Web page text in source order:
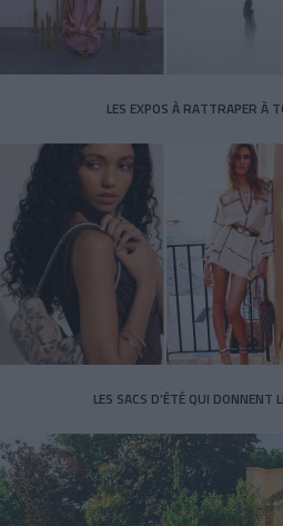
LES EXPOS À RATTRAPER À
LES SACS D’ÉTÉ QUI DONNENT